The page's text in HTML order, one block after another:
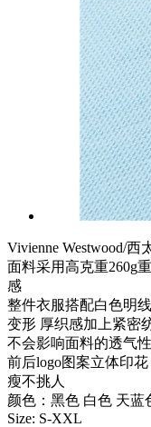
Vivienne Westwood/西
面料采用高克重260g
感
整件衣服搭配白色明
变形 厚织感加上紧密
不会影响面料的透气
前后logo图案立体印
瘦不挑人
颜色：黑色 白色 天蓝
Size: S-XXL